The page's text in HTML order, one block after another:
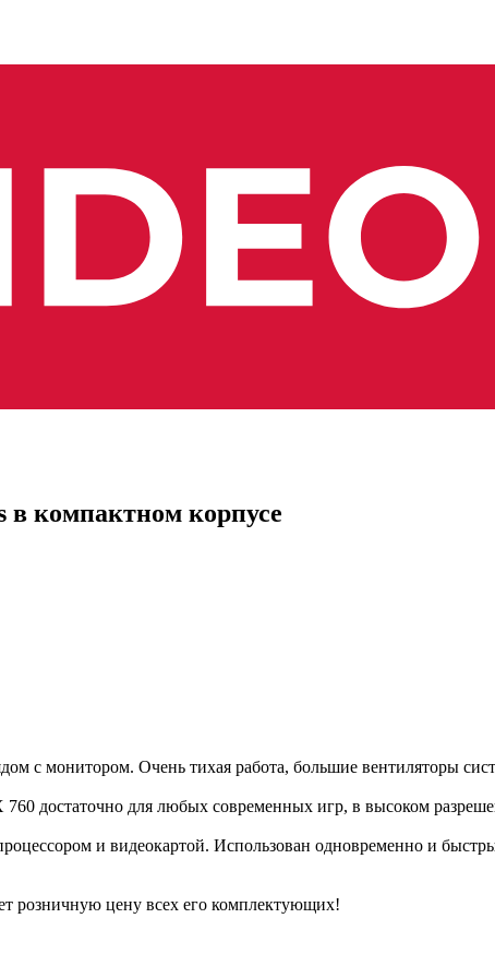
компактном корпусе
с монитором. Очень тихая работа, большие вентиляторы
достаточно для любых современных игр, в высоком
и видеокартой. Использован одновременно и
розничную цену всех его комплектующих!